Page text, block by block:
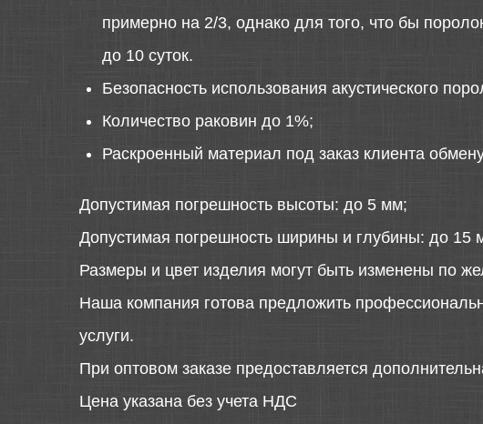
примерно на 2/3, однако для того, что бы
до 10 суток.
Безопасность использования акустического
Количество раковин до 1%;
Раскроенный материал под заказ клиента
Допустимая погрешность высоты: до 5 мм;
Допустимая погрешность ширины и глубины: до 15
Размеры и цвет изделия могут быть изменены по
Наша компания готова предложить
услуги.
При оптовом заказе предоставляется
Цена указана без учета НДС